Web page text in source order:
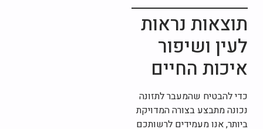
תוצאות נראות
לעין ושיפור
איכות החיים
כדי להבטיח שהמעבר לתזונה
נכונה מתבצע בצורה המדויקת
ביותר, אנו מעמידים לרשותכם